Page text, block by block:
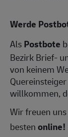
Werde
AlsPostbote
Bezirk Brief-
von keinem
willkommen,
Wir freuen
bestenonline!